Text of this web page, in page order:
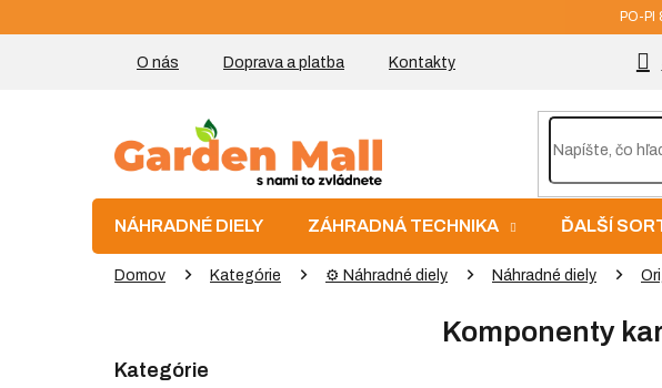
na
PO-
O nás Doprava a platba Kontakty
NÁHRADNÉ DIELY ZÁHRADNÁ TECHNIKA ĎALŠÍ
Domov Kategórie ⚙️ Náhradné diely Náhradné diely
kategórie
Kategórie
Komponenty